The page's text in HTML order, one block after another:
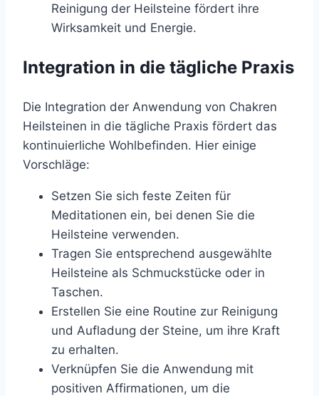
Reinigung der Heilsteine fördert ihre
Wirksamkeit und Energie.
Integration in die tägliche Praxis
Die Integration der Anwendung von Chakren
Heilsteinen in die tägliche Praxis fördert das
kontinuierliche Wohlbefinden. Hier einige
Vorschläge:
Setzen Sie sich feste Zeiten für
Meditationen ein, bei denen Sie die
Heilsteine verwenden.
Tragen Sie entsprechend ausgewählte
Heilsteine als Schmuckstücke oder in
Taschen.
Erstellen Sie eine Routine zur Reinigung
und Aufladung der Steine, um ihre Kraft
zu erhalten.
Verknüpfen Sie die Anwendung mit
positiven Affirmationen, um die